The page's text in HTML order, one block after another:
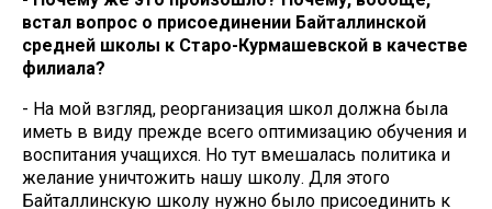
встал вопрос о присоединении Байталлинской
средней школы к Старо-Курмашевской в качестве
филиала?
- На мой взгляд, реорганизация школ должна была
иметь в виду прежде всего оптимизацию обучения и
воспитания учащихся. Но тут вмешалась политика и
желание уничтожить нашу школу. Для этого
Байталлинскую школу нужно было присоединить к